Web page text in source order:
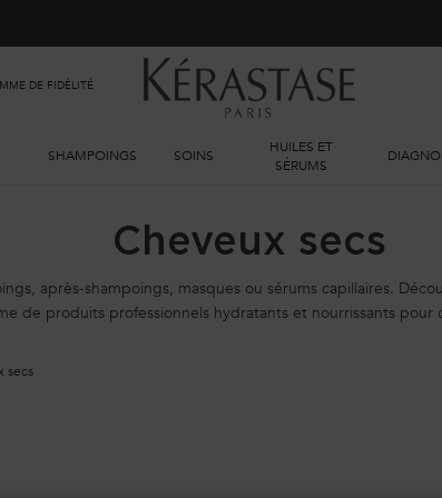
DE FIDÉLITÉ
SHAMPOINGS SOINS
HUILES ET
SÉRUMS
Cheveux secs
après-shampoings, masques ou sérums capillaires.
de produits professionnels hydratants et nourrissants pour
secs